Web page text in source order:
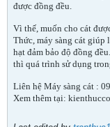
được đồng đều.
Vì thế, muốn cho cát
Thức, máy sàng cát giúp
hạt đảm bảo độ đồng
thì quá trình sử dụng
Liên hệ Máy sàng cát :
Xem thêm tại: